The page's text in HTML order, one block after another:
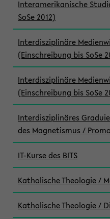
Interamerikanische
SoSe 2012)
Interdisziplinäre
(Einschreibung bis SoSe
Interdisziplinäre
(Einschreibung bis SoSe
Interdisziplinäres
des Magnetismus /
IT-Kurse des BITS
Katholische Theologie /
Katholische Theologie /